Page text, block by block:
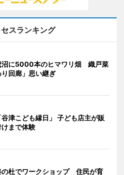
スランキング
沼に5000本のヒマワリ畑 織戸菜
回廊」思い継ぎ
津こども縁日」 子ども店主が販
まで体験
の杜でワークショップ 住民が育